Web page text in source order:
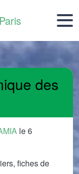
des
le 6
fiches de